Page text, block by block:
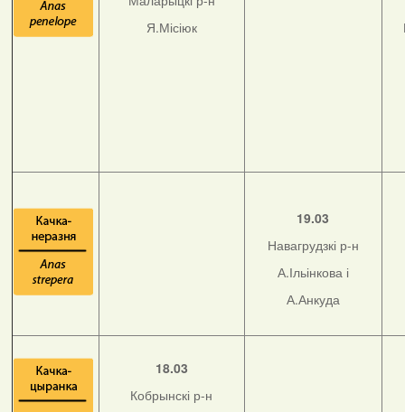
Я.Місіюк
19.03
Навагрудзкі р-н
А.Ільінкова і
А.Анкуда
18.03
Кобрынскі р-н